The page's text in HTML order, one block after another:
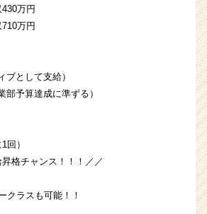
万円
万円
ブとして支給）
部予算達成に準ずる）
回）
格チャンス！！！／／
クラスも可能！！